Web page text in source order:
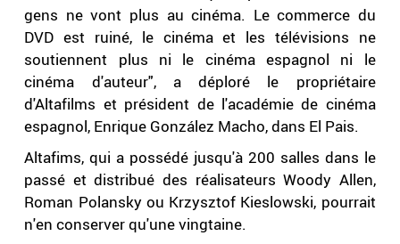
gens ne vont plus au cinéma. Le commerce du
DVD est ruiné, le cinéma et les télévisions ne
soutiennent plus ni le cinéma espagnol ni le
cinéma d'auteur", a déploré le propriétaire
d'Altafilms et président de l'académie de cinéma
espagnol, Enrique González Macho, dans El Pais.
Altafims, qui a possédé jusqu'à 200 salles dans le
passé et distribué des réalisateurs Woody Allen,
Roman Polansky ou Krzysztof Kieslowski, pourrait
n'en conserver qu'une vingtaine.